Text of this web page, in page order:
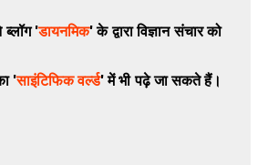
'डायनमिक' के द्वारा विज्ञान संचार को
'साइंटिफिक वर्ल्ड' में भी पढ़े जा सकते हैं।